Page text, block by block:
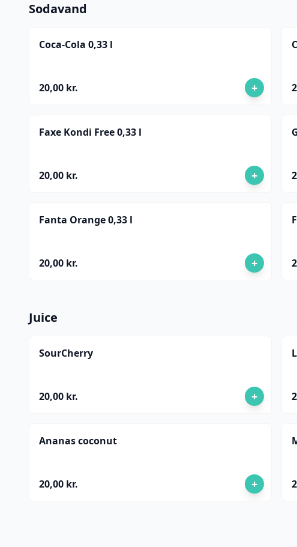
Sodavand
Coca-Cola 0,33 l
20,00 kr. +
Faxe Kondi Free 0,33 l
20,00 kr. +
Fanta Orange 0,33 l
20,00 kr. +
Juice
SourCherry
20,00 kr. +
Ananas coconut
20,00 kr. +